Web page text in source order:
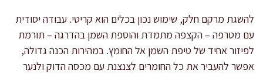
להשגת מרקם חלק, שימוש נכון בכלים הוא קריטי. עבודה יסודית
עם מטרפה – הקצפה מתמדת והוספת השמן בהדרגה – תורמת
לפיזור אחיד של טיפת השמן אל החומץ. במהירות הכנה גדולה,
אפשר להעביר את כל החומרים לצנצנת עם מכסה הדוק ולנער